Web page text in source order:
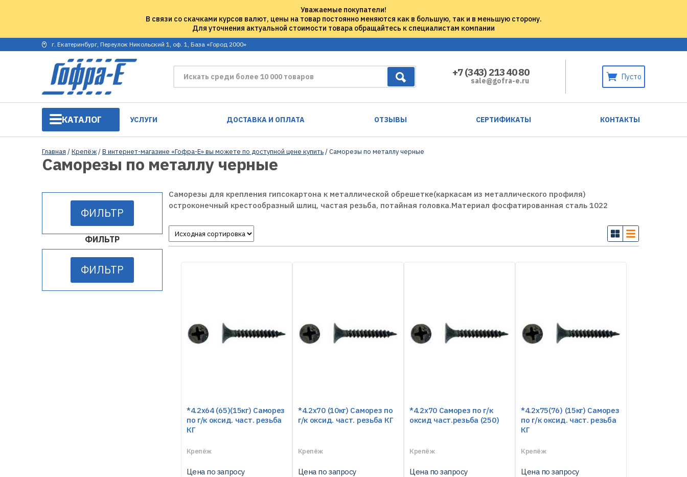
Уважаемые покупатели!
В связи со скачками курсов валют, цены на товар постоянно меняются как в большую, так и в меньшую сторону.
Для уточнения актуальной стоимости товара обращайтесь к специалистам компании
г. Екатеринбург, Переулок Никольский 1, оф. 1, База «Город 2000»
+7 (343) 213 40 80
sale@gofra-e.ru Пусто
КАТАЛОГ УСЛУГИ ДОСТАВКА И ОПЛАТА ОТЗЫВЫ СЕРТИФИКАТЫ КОНТАКТЫ
Главная /Крепёж/В интернет-магазине «Гофра-Е» вы можете по доступной цене купить/ Саморезы по металлу черные
Саморезы по металлу черные
ФИЛЬТР
ФИЛЬТР
ФИЛЬТР
Саморезы для крепления гипсокартона к металлической обрешетке(каркасам из металлического профиля)
остроконечный крестообразный шлиц, частая резьба, потайная головка.Материал фосфатированная сталь 1022
*4.2х64 (65)(15кг) Саморез
по г/к оксид. част. резьба
КГ
Крепёж
Цена по запросу
*4.2х70 (10кг) Саморез по
г/к оксид. част. резьба КГ
Крепёж
Цена по запросу
*4.2х70 Саморез по г/к
оксид част.резьба (250)
Крепёж
Цена по запросу
*4.2х75(76) (15кг) Саморез
по г/к оксид. част. резьба
КГ
Крепёж
Цена по запросу